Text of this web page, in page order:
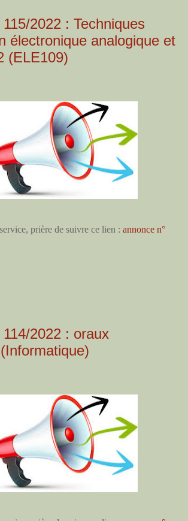
2022 : Techniques
électronique analogique et
(ELE109)
prière de suivre ce lien : annonce n°
2022 : oraux